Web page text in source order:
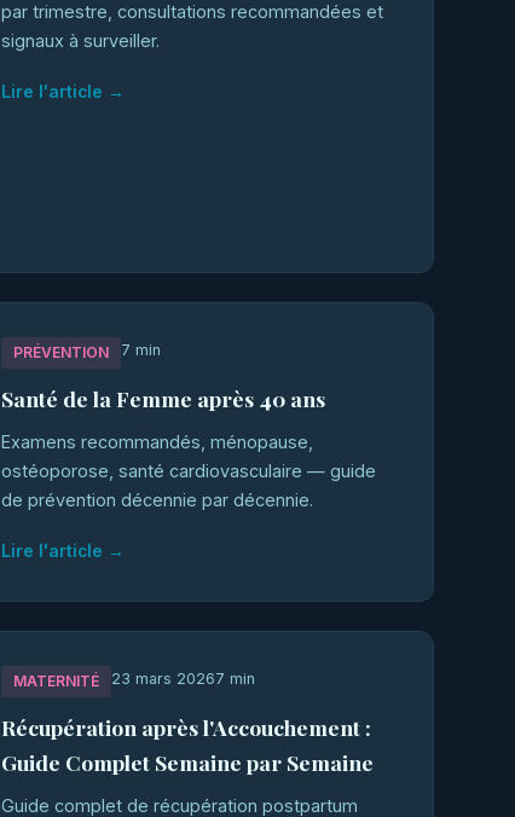
par trimestre, consultations recommandées et
signaux à surveiller.
Lire l'article →
PRÉVENTION 7 min
Santé de la Femme après 40 ans
Examens recommandés, ménopause,
ostéoporose, santé cardiovasculaire — guide
de prévention décennie par décennie.
Lire l'article →
MATERNITÉ 23 mars 20267 min
Récupération après l'Accouchement :
Guide Complet Semaine par Semaine
Guide complet de récupération postpartum